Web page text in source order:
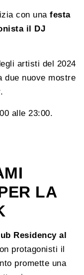
con unafesta
il DJ
artisti del 2024
due nuove mostre
alle 23:00.
LA
Residency al
protagonisti il
promette una